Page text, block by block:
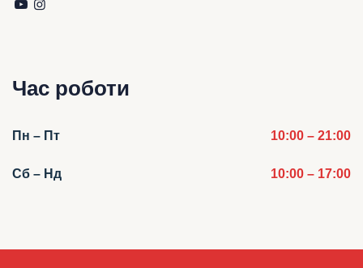
Час роботи
Пн – Пт 10:00 – 21:00
Сб – Нд 10:00 – 17:00